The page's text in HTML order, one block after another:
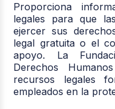
Proporciona
legales para que
ejercer sus
legal gratuita o el
apoyo. La
Derechos
recursos legales
empleados en la